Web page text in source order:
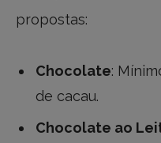
propostas:
Chocolate:
de cacau.
Chocolate ao